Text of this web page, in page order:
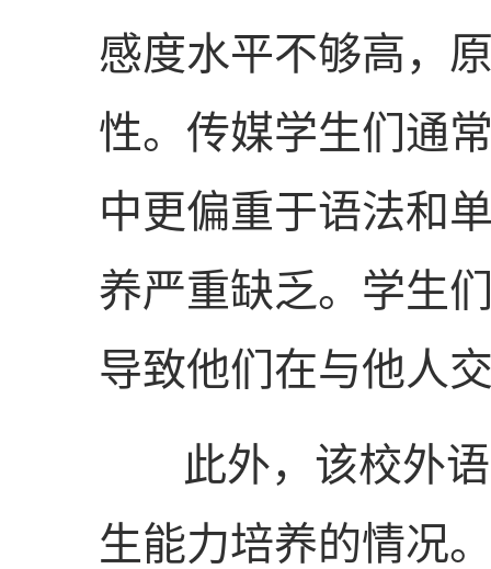
感度水平不够高，
性。传媒学生们通
中更偏重于语法和
养严重缺乏。学生
导致他们在与他人
此外，该校外语
生能力培养的情况